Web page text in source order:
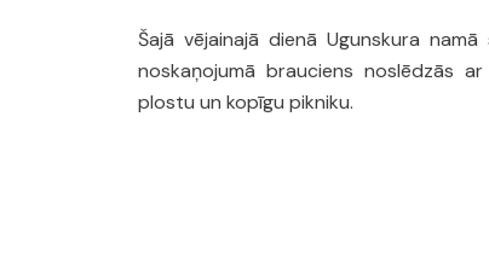
Šajā vējainajā dienā Ugunskura
noskaņojumā brauciens noslēdzās
plostu un kopīgu pikniku.